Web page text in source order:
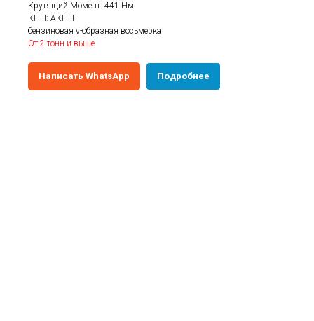
Крутящий Момент: 441 Нм
КПП: АКПП
бензиновая v-образная восьмерка
От 2 тонн и выше
Написать WhatsApp Подробнее